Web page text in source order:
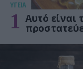
ΥΓΕΙΑ
1 Αυτό είναι